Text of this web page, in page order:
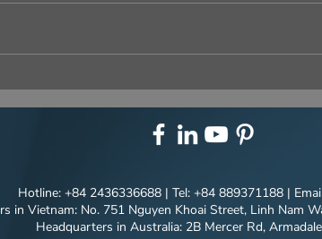
MODEL'S PIONEERING
JOURNEY
Hotline: +84 2436336688 | Tel: +84 889371188 |
in Vietnam: No. 751 Nguyen Khoai Street, Linh Nam
Headquarters in Australia: 2B Mercer Rd,